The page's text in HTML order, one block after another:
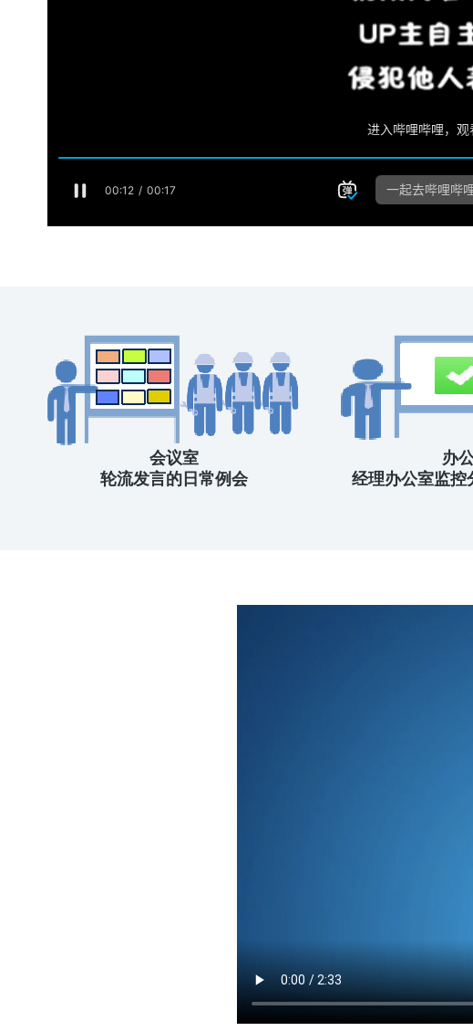
会议室
轮流发言的日常例会
办
经理办公室监控